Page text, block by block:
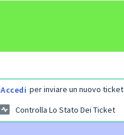
Accedi per inviare un nuovo ticket
Controlla Lo Stato Dei Ticket